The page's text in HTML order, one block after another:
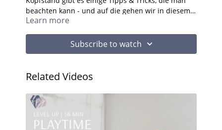
beachten kann - und auf die gehen wir in diesem
Flow näher ein!
Learn more
Subscribe to watch
Related Videos